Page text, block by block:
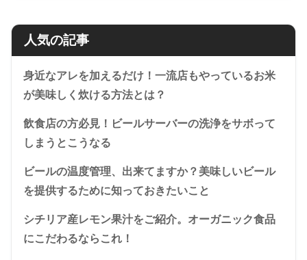
人気の記事
身近なアレを加えるだけ！一流店もやっているお米
が美味しく炊ける方法とは？
飲食店の方必見！ビールサーバーの洗浄をサボって
しまうとこうなる
ビールの温度管理、出来てますか？美味しいビール
を提供するために知っておきたいこと
シチリア産レモン果汁をご紹介。オーガニック食品
にこだわるならこれ！